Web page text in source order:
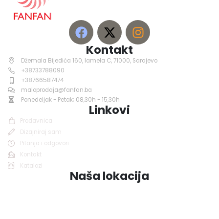
Kontakt
Džemala Bijedića 160, lamela C, 71000, Sarajevo
+38733788090
+38766587474
maloprodaja@fanfan.ba
Ponedeljak - Petak; 08,30h - 15,30h
Linkovi
Prodavnica
Dizajniraj sam
Pitanja i odgovori
Kontakt
Katalozi
Naša lokacija